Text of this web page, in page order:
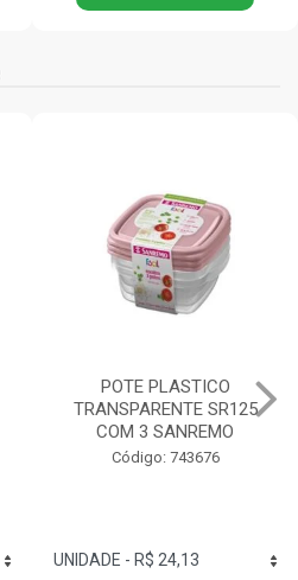
GARRAFA RED PLASTICO
1,6L SANREMO
Código: 743803